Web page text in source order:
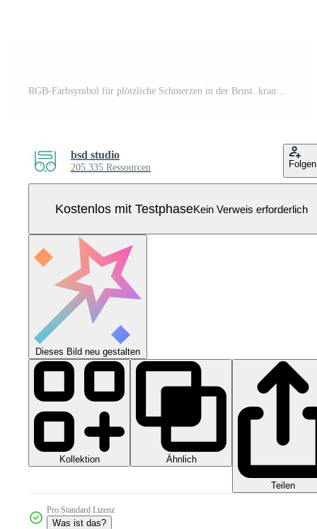
RGB-Farbsymbol für plötzliche Schmerzen in der Brust. kranke Person. Herzinfarktrisiko. schwere gesundheitliche Probleme. isolierte vektorillustration. einfache gefüllte Strichzeichnung. editierbarer Strich. Schriftart Arial verwendet Pro Vektor
bsd studio
205.335 Ressourcen Folgen
Kostenlos mit TestphaseKein Verweis erforderlich
Dieses Bild neu gestalten
Kollektion Ähnlich
Teilen
Pro Standard Lizenz
Was ist das?